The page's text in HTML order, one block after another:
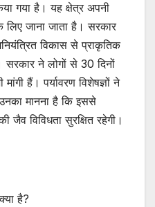
गया है। यह क्षेत्र अपनी
लिए जाना जाता है। सरकार
विकास से प्राकृतिक
ने लोगों से 30 दिनों
हैं। पर्यावरण विशेषज्ञों ने
मानना है कि इससे
जैव विविधता सुरक्षित रहेगी।
है?